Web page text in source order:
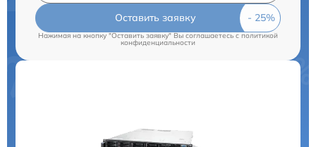
Оставить заявку
Нажимая на кнопку "Оставить заявку" Вы соглашаетесь c политикой
конфиденциальности